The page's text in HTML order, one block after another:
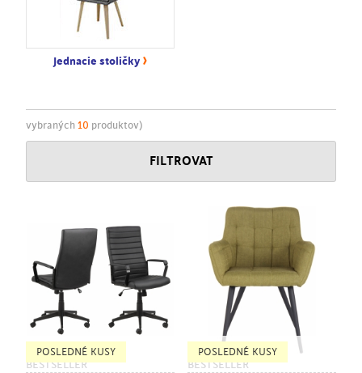
Jednacie stoličky ›
vybraných 10 produktov)
FILTROVAT
POSLEDNÉ KUSY
BESTSELLER
POSLEDNÉ KUSY
BESTSELLER